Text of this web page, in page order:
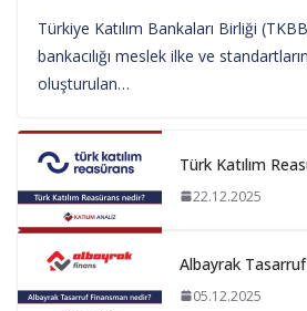
Türkiye Katılım Bankaları Birliği
bankacılığı meslek ilke ve
oluşturulan…
Türk Katılım
22.12.2025
Albayrak
05.12.2025